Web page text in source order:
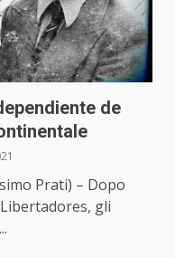
de
Prati) – Dopo
gli